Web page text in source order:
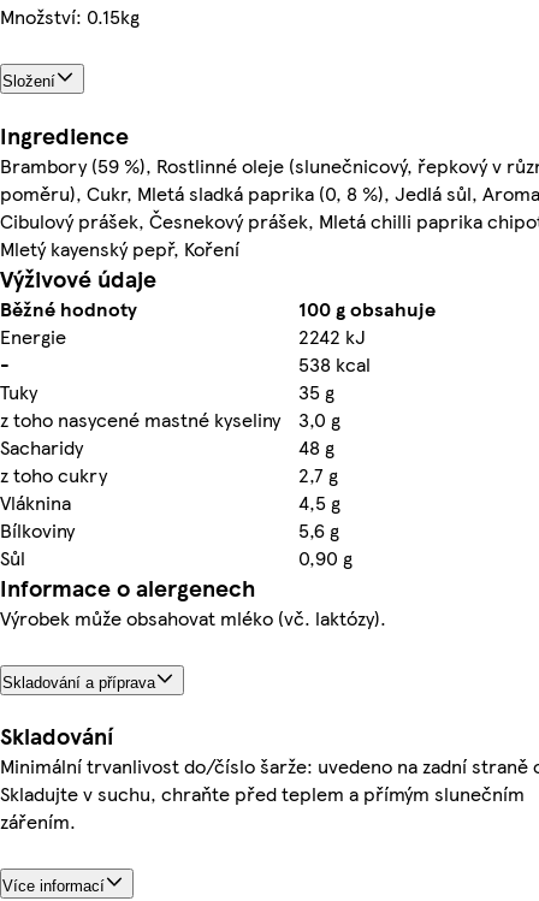
Množství: 0.15kg
Složení
Ingredience
Brambory (59 %), Rostlinné oleje (slunečnicový, řepkový v
poměru), Cukr, Mletá sladká paprika (0, 8 %), Jedlá sůl,
Cibulový prášek, Česnekový prášek, Mletá chilli paprika
Mletý kayenský pepř, Koření
Výživové údaje
Běžné hodnoty
100 g obsahuje
Energie
2242 kJ
-
538 kcal
Tuky
35 g
z toho nasycené mastné kyseliny
3,0 g
Sacharidy
48 g
z toho cukry
2,7 g
Vláknina
4,5 g
Bílkoviny
5,6 g
Sůl
0,90 g
Informace o alergenech
Výrobek může obsahovat mléko (vč. laktózy).
Skladování a příprava
Skladování
Minimální trvanlivost do/číslo šarže: uvedeno na zadní straně
Skladujte v suchu, chraňte před teplem a přímým slunečním
zářením.
Více informací